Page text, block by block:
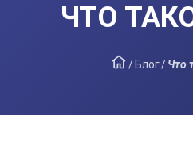
ЧТО
/ Блог/ Что